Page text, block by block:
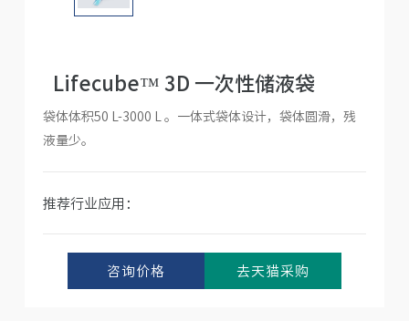
Lifecube™ 3D 一次性储液袋
袋体体积50 L-3000 L 。一体式袋体设计，袋体圆滑，残
液量少。
推荐行业应用：
咨询价格 去天猫采购